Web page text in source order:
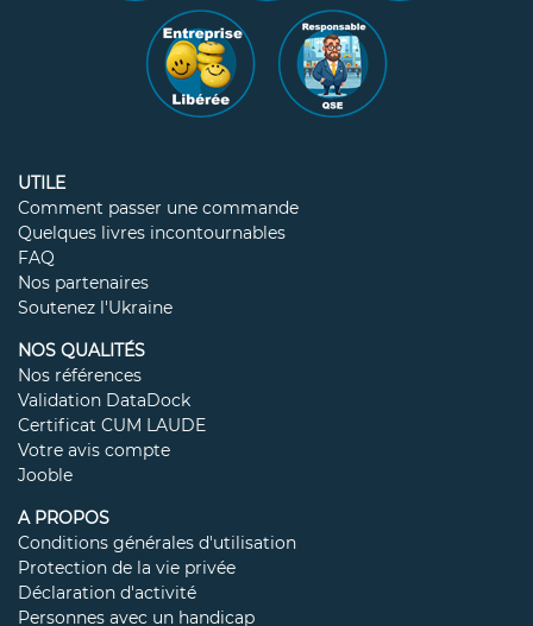
Cette formation est ludique et très fournie. Le plus
Les cas pratiques, les jeux avec le pivert et les
histoires drôles. Corine. 22/08/2020 ⭐⭐⭐⭐⭐
Bonnes explications par les jeux, anecdotes. Très
bon contenus. Oriana. 16/07/2020 ⭐⭐⭐⭐⭐
UTILE
Comment passer une commande
Quelques livres incontournables
FAQ
Nos partenaires
Soutenez l'Ukraine
NOS QUALITÉS
Nos références
Validation DataDock
Certificat CUM LAUDE
Votre avis compte
Jooble
A PROPOS
Conditions générales d'utilisation
Protection de la vie privée
Déclaration d'activité
Personnes avec un handicap